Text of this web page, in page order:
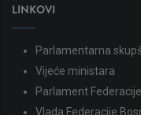
LINKOVI
Parlamentarna
Vijeće ministara
Parlament
Vlada Federacije